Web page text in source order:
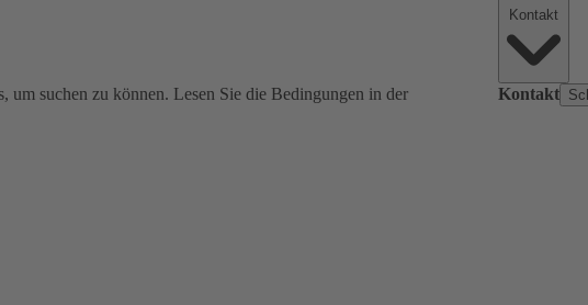
suchen zu können. Lesen Sie die Bedingungen in der
Kontakt